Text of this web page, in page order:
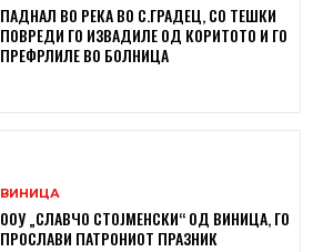
ПАДНАЛ ВО РЕКА ВО С.ГРАДЕЦ, СО ТЕШКИ
ПОВРЕДИ ГО ИЗВАДИЛЕ ОД КОРИТОТО И ГО
ПРЕФРЛИЛЕ ВО БОЛНИЦА
ВИНИЦА
ООУ „СЛАВЧО СТОЈМЕНСКИ“ ОД ВИНИЦА, ГО
ПРОСЛАВИ ПАТРОНИОТ ПРАЗНИК